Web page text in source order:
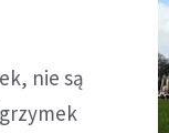
nie są